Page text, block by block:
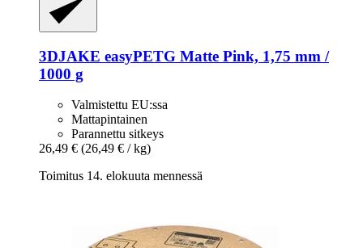
3DJAKE easyPETG Matte Pink, 1,75 mm /
1000 g
Valmistettu EU:ssa
Mattapintainen
Parannettu sitkeys
26,49 € (26,49 € / kg)
Toimitus 14. elokuuta mennessä